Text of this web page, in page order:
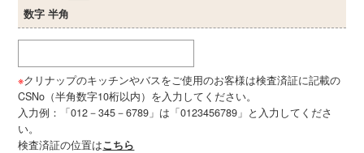
数字 半角
※クリナップのキッチンやバスをご使用のお客様は検査済証に記載の
CSNo（半角数字10桁以内）を入力してください。
入力例：「012－345－6789」は「0123456789」と入力してくださ
い。
検査済証の位置はこちら